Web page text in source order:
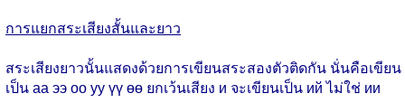
การแยกสระเสียงสั้นและยาว
สระเสียงยาวนั้นแสดงด้วยการเขียนสระสองตัวติดกัน นั่นคือเขียน
เป็น аа ээ оо уу үү өө ยกเว้นเสียง и จะเขียนเป็น ий ไม่ใช่ ии